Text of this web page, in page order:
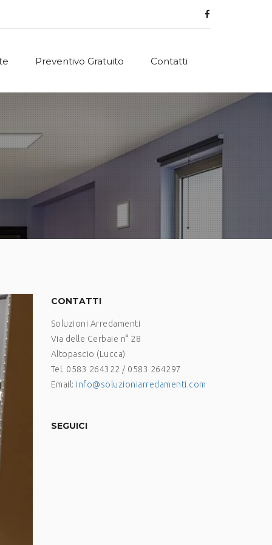
Preventivo Gratuito Contatti
CONTATTI
Soluzioni Arredamenti
Via delle Cerbaie n° 28
Altopascio (Lucca)
Tel. 0583 264322 / 0583 264297
Email: info@soluzioniarredamenti.com
SEGUICI